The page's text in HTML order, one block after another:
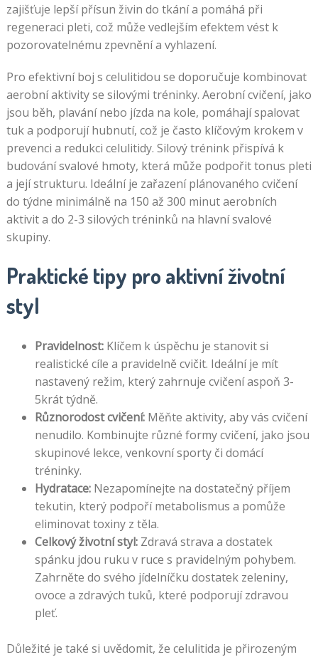
zajišťuje lepší přísun živin do tkání a pomáhá při
regeneraci pleti, což může vedlejším efektem vést k
pozorovatelnému zpevnění a vyhlazení.
Pro efektivní boj s celulitidou se doporučuje kombinovat
aerobní aktivity se silovými tréninky. Aerobní cvičení, jako
jsou běh, plavání nebo jízda na kole, pomáhají spalovat
tuk a podporují hubnutí, což je často klíčovým krokem v
prevenci a redukci celulitidy. Silový trénink přispívá k
budování svalové hmoty, která může podpořit tonus pleti
a její strukturu. Ideální je zařazení plánovaného cvičení
do týdne minimálně na 150 až 300 minut aerobních
aktivit a do 2-3 silových tréninků na hlavní svalové
skupiny.
Praktické tipy pro aktivní životní
styl
Pravidelnost:Klíčem k úspěchu je stanovit si
realistické cíle a pravidelně cvičit. Ideální je mít
nastavený režim, který zahrnuje cvičení aspoň 3-
5krát týdně.
Různorodost cvičení:Měňte aktivity, aby vás cvičení
nenudilo. Kombinujte různé formy cvičení, jako jsou
skupinové lekce, venkovní sporty či domácí
tréninky.
Hydratace:Nezapomínejte na dostatečný příjem
tekutin, který podpoří metabolismus a pomůže
eliminovat toxiny z těla.
Celkový životní styl:Zdravá strava a dostatek
spánku jdou ruku v ruce s pravidelným pohybem.
Zahrněte do svého jídelníčku dostatek zeleniny,
ovoce a zdravých tuků, které podporují zdravou
pleť.
Důležité je také si uvědomit, že celulitida je přirozeným